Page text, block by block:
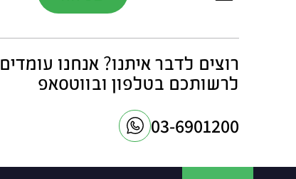
רוצים לדבר איתנו? אנחנו עומדים
לרשותכם בטלפון ובווטסאפ
03-6901200